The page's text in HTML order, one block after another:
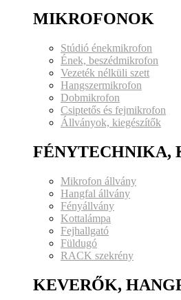
MIKROFONOK
Stúdió énekmikrofon
Ének, beszédmikrofon
Vezeték nélküli szett
Hangszermikrofon
Dobmikrofon
Csiptetős és fejmikrofon
Állványok, kiegészítők
FÉNYTECHNIKA,
Mikrofon állvány
Hangfal állvány
Fényállvány
Kottalámpa
Fejhallgató
Füldugó
RACK szekrény
KEVERŐK,